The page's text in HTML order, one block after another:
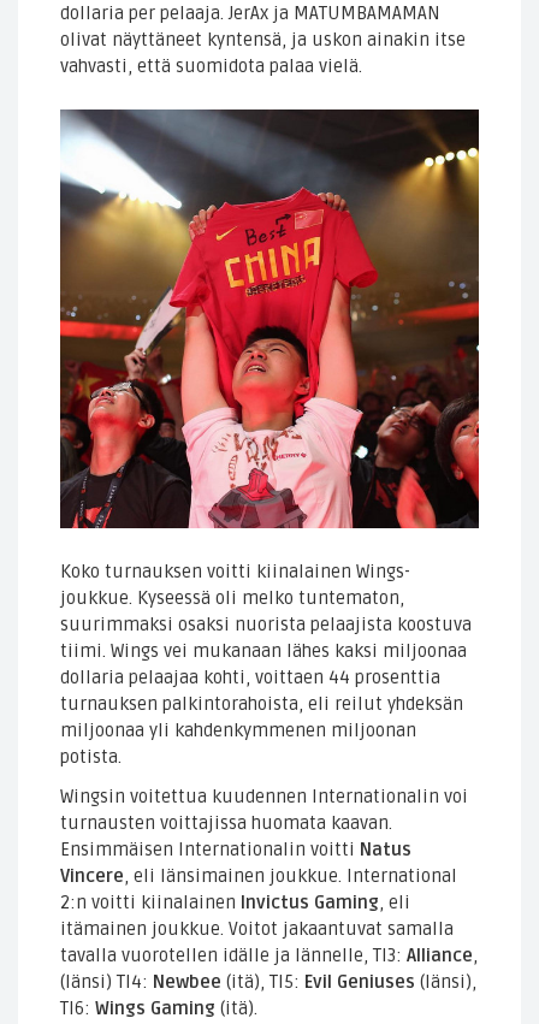
dollaria per pelaaja. JerAx ja MATUMBAMAMAN
olivat näyttäneet kyntensä, ja uskon ainakin itse
vahvasti, että suomidota palaa vielä.
Koko turnauksen voitti kiinalainen Wings-
joukkue. Kyseessä oli melko tuntematon,
suurimmaksi osaksi nuorista pelaajista koostuva
tiimi. Wings vei mukanaan lähes kaksi miljoonaa
dollaria pelaajaa kohti, voittaen 44 prosenttia
turnauksen palkintorahoista, eli reilut yhdeksän
miljoonaa yli kahdenkymmenen miljoonan
potista.
Wingsin voitettua kuudennen Internationalin voi
turnausten voittajissa huomata kaavan.
Ensimmäisen Internationalin voitti Natus
Vincere, eli länsimainen joukkue. International
2:n voitti kiinalainen Invictus Gaming, eli
itämainen joukkue. Voitot jakaantuvat samalla
tavalla vuorotellen idälle ja lännelle, TI3: Alliance,
(länsi) TI4: Newbee (itä), TI5: Evil Geniuses (länsi),
TI6: Wings Gaming (itä).